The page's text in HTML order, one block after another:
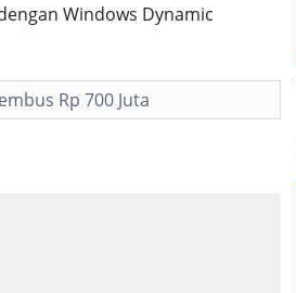
Windows Dynamic
Rp 700 Juta